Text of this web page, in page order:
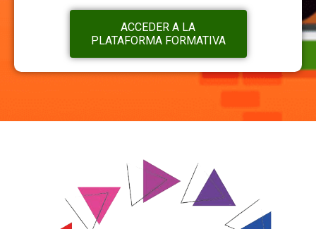
ACCEDER A LA
PLATAFORMA FORMATIVA